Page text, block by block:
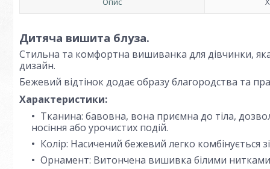
Дитяча вишита блуза.
Стильна та комфортна вишиванка для дівчинки,
дизайн.
Бежевий відтінок додає образу благородства та
Характеристики:
Тканина: бавовна, вона приємна до тіла,
носіння або урочистих подій.
Колір: Насичений бежевий легко
Орнамент: Витончена вишивка білими нитками